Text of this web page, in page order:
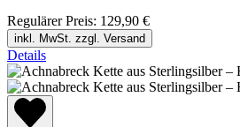
Regulärer Preis: 129,90 €
inkl. MwSt. zzgl. Versand
Details